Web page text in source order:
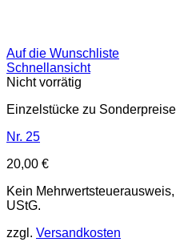
Auf die Wunschliste
Schnellansicht
Nicht vorrätig
Einzelstücke zu
Nr. 25
20,00 €
Kein
UStG.
zzgl. Versandkosten